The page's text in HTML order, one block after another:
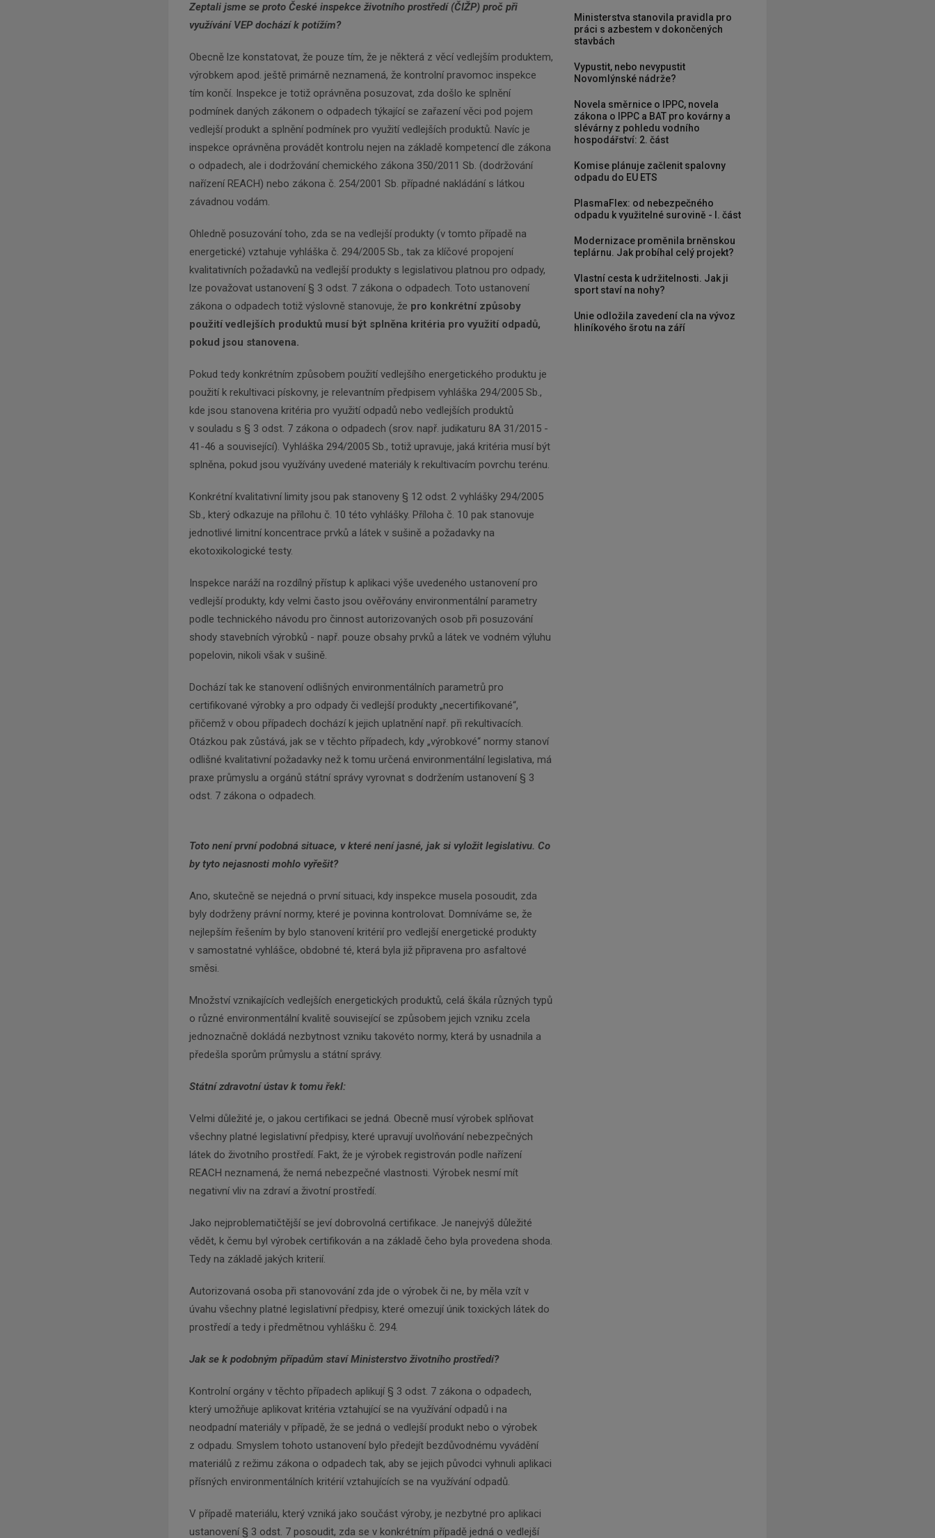
Zeptali jsme se proto České inspekce životního prostředí (ČIŽP) proč při
využívání VEP dochází k potížím?
Obecně lze konstatovat, že pouze tím, že je některá z věcí vedlejším produktem,
výrobkem apod. ještě primárně neznamená, že kontrolní pravomoc inspekce
tím končí. Inspekce je totiž oprávněna posuzovat, zda došlo ke splnění
podmínek daných zákonem o odpadech týkající se zařazení věci pod pojem
vedlejší produkt a splnění podmínek pro využití vedlejších produktů. Navíc je
inspekce oprávněna provádět kontrolu nejen na základě kompetencí dle zákona
o odpadech, ale i dodržování chemického zákona 350/2011 Sb. (dodržování
nařízení REACH) nebo zákona č. 254/2001 Sb. případné nakládání s látkou
závadnou vodám.
Ohledně posuzování toho, zda se na vedlejší produkty (v tomto případě na
energetické) vztahuje vyhláška č. 294/2005 Sb., tak za klíčové propojení
kvalitativních požadavků na vedlejší produkty s legislativou platnou pro odpady,
lze považovat ustanovení § 3 odst. 7 zákona o odpadech. Toto ustanovení
zákona o odpadech totiž výslovně stanovuje, že pro konkrétní způsoby
použití vedlejších produktů musí být splněna kritéria pro využití odpadů,
pokud jsou stanovena.
Pokud tedy konkrétním způsobem použití vedlejšího energetického produktu je
použití k rekultivaci pískovny, je relevantním předpisem vyhláška 294/2005 Sb.,
kde jsou stanovena kritéria pro využití odpadů nebo vedlejších produktů
v souladu s § 3 odst. 7 zákona o odpadech (srov. např. judikaturu 8A 31/2015 -
41-46 a související). Vyhláška 294/2005 Sb., totiž upravuje, jaká kritéria musí být
splněna, pokud jsou využívány uvedené materiály k rekultivacím povrchu terénu.
Konkrétní kvalitativní limity jsou pak stanoveny § 12 odst. 2 vyhlášky 294/2005
Sb., který odkazuje na přílohu č. 10 této vyhlášky. Příloha č. 10 pak stanovuje
jednotlivé limitní koncentrace prvků a látek v sušině a požadavky na
ekotoxikologické testy.
Inspekce naráží na rozdílný přístup k aplikaci výše uvedeného ustanovení pro
vedlejší produkty, kdy velmi často jsou ověřovány environmentální parametry
podle technického návodu pro činnost autorizovaných osob při posuzování
shody stavebních výrobků - např. pouze obsahy prvků a látek ve vodném výluhu
popelovin, nikoli však v sušině.
Dochází tak ke stanovení odlišných environmentálních parametrů pro
certifikované výrobky a pro odpady či vedlejší produkty „necertifikované“,
přičemž v obou případech dochází k jejich uplatnění např. při rekultivacích.
Otázkou pak zůstává, jak se v těchto případech, kdy „výrobkové“ normy stanoví
odlišné kvalitativní požadavky než k tomu určená environmentální legislativa, má
praxe průmyslu a orgánů státní správy vyrovnat s dodržením ustanovení § 3
odst. 7 zákona o odpadech.
Toto není první podobná situace, v které není jasné, jak si vyložit legislativu. Co
by tyto nejasnosti mohlo vyřešit?
Ano, skutečně se nejedná o první situaci, kdy inspekce musela posoudit, zda
byly dodrženy právní normy, které je povinna kontrolovat. Domníváme se, že
nejlepším řešením by bylo stanovení kritérií pro vedlejší energetické produkty
v samostatné vyhlášce, obdobné té, která byla již připravena pro asfaltové
směsi.
Množství vznikajících vedlejších energetických produktů, celá škála různých typů
o různé environmentální kvalitě související se způsobem jejich vzniku zcela
jednoznačně dokládá nezbytnost vzniku takovéto normy, která by usnadnila a
předešla sporům průmyslu a státní správy.
Státní zdravotní ústav k tomu řekl:
Velmi důležité je, o jakou certifikaci se jedná. Obecně musí výrobek splňovat
všechny platné legislativní předpisy, které upravují uvolňování nebezpečných
látek do životního prostředí. Fakt, že je výrobek registrován podle nařízení
REACH neznamená, že nemá nebezpečné vlastnosti. Výrobek nesmí mít
negativní vliv na zdraví a životní prostředí.
Jako nejproblematičtější se jeví dobrovolná certifikace. Je nanejvýš důležité
vědět, k čemu byl výrobek certifikován a na základě čeho byla provedena shoda.
Tedy na základě jakých kriterií.
Autorizovaná osoba při stanovování zda jde o výrobek či ne, by měla vzít v
úvahu všechny platné legislativní předpisy, které omezují únik toxických látek do
prostředí a tedy i předmětnou vyhlášku č. 294.
Jak se k podobným případům staví Ministerstvo životního prostředí?
Kontrolní orgány v těchto případech aplikují § 3 odst. 7 zákona o odpadech,
který umožňuje aplikovat kritéria vztahující se na využívání odpadů i na
neodpadní materiály v případě, že se jedná o vedlejší produkt nebo o výrobek
z odpadu. Smyslem tohoto ustanovení bylo předejít bezdůvodnému vyvádění
materiálů z režimu zákona o odpadech tak, aby se jejich původci vyhnuli aplikaci
přísných environmentálních kritérií vztahujících se na využívání odpadů.
V případě materiálu, který vzniká jako součást výroby, je nezbytné pro aplikaci
ustanovení § 3 odst. 7 posoudit, zda se v konkrétním případě jedná o vedlejší
Ministerstva stanovila pravidla pro
práci s azbestem v dokončených
stavbách
Vypustit, nebo nevypustit
Novomlýnské nádrže?
Novela směrnice o IPPC, novela
zákona o IPPC a BAT pro kovárny a
slévárny z pohledu vodního
hospodářství: 2. část
Komise plánuje začlenit spalovny
odpadu do EU ETS
PlasmaFlex: od nebezpečného
odpadu k využitelné surovině - I. část
Modernizace proměnila brněnskou
teplárnu. Jak probíhal celý projekt?
Vlastní cesta k udržitelnosti. Jak ji
sport staví na nohy?
Unie odložila zavedení cla na vývoz
hliníkového šrotu na září
Zadejte váš email a my Vám budeme zasílat ty
nejdůležitější informace, maximálně 1x týdně.
Odebírat